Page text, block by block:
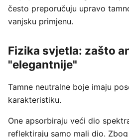
često preporučuju upravo
vanjsku primjenu.
Fizika svjetla: zašto
"elegantnije"
Tamne neutralne boje imaju
karakteristiku.
One apsorbiraju veći dio
reflektiraju samo mali dio.